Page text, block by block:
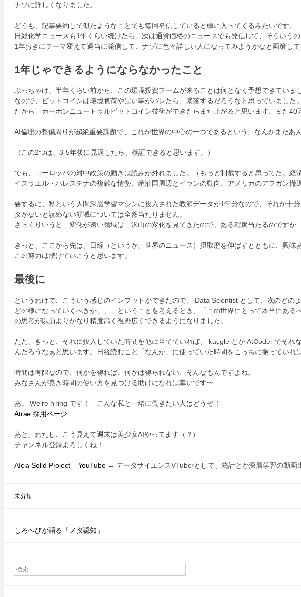
ナゾに詳しくなりました。
どうも、記事要約して似たようなことでも毎回発信していると頭に入ってくるみたいです。
日経化学ニュースも1年くらい続けたら、次は通貨価格のニュースでも発信して、そういうの
1年おきにテーマ変えて適当に発信して、ナゾに色々詳しい人になってみようかなと画策して
1年じゃできるようにならなかったこと
ぶっちゃけ、半年くらい前から、この環境投資ブームが来ることは何となく予想できていま
なので、ビットコインは環境負荷やばい事がバレたら、暴落するだろうなと思っていました
だから、カーボンニュートラルビットコイン技術ができたらまた上がると思います。また
AI倫理の整備周りが超絶重要課題で、これが世界の中心の一つであるという、なんかまだあ
（この2つは、3-5年後に見返したら、検証できると思います。）
でも、ヨーロッパの対中政策の動きは読みが外れました。（もっと制裁すると思ってた。経
イスラエル・パレスチナの複雑な情勢、産油国周辺とイランの動向、アメリカのアフガン撤
要するに、私という人間深層学習マシンに投入された教師データが1年分なので、それが
タがないと読めない領域については全然当たりません。
ざっくりいうと、変化が速い領域は、沢山の変化を見てきたので、ある程度当たるのですが
きっと、ここから先は、日経（というか、世界のニュース）摂取歴を伸ばすとともに、興
この努力は続けていこうと思います。
最後に
というわけで、こういう感じのインプットができたので、 Data Scientist として、次のど
どの様になっていくべきか、、、ということを考えるとき、「この世界にとって本当にあ
の思考が以前よりかなり精度高く視野広くできるようになりました。
ただ、きっと、それに投入していた時間を他に当てていれば、 kaggle とか AtCoder でそ
んだろうなぁと思います。日経読むこと「なんか」に使っていた時間をこっちに振っていれ
時間は有限なので、何かを得れば、何かは得られない、そんなもんですよね。
みなさんが良き時間の使い方を見つける助けになれば幸いです〜
あ。 We’re hiring です！ こんな私と一緒に働きたい人はどうぞ！
Atrae 採用ページ
あと、わたし、こう見えて週末は美少女AIやってます（？）
チャンネル登録よろしくね！
AIcia Solid Project – YouTube ← データサイエンスVTuberとして、統計とか深層学習の動画
未分類
投
ナ
ビ
しろへびが語る「メタ認知」